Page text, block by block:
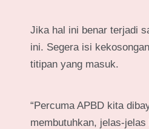
Jika hal ini benar terjadi
ini. Segera isi
titipan yang masuk.
“Percuma APBD kita
membutuhkan, jelas-